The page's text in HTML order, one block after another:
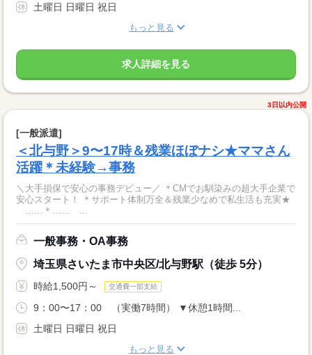
土曜日 日曜日 祝日
もっと見る
求人詳細を見る
3日以内公開
[一般派遣]
＜北与野＞9〜17時＆残業ほぼナシ★ママさん
活躍＊未経験→事務
＼大手損保で安心の事務デビュー／ ＊CMでお馴染みの超大手企業で
安心スタート！ ＊サポート体制万全＆残業少なめで私生活も充実★
……＊…… ...
一般事務・OA事務
埼玉県さいたま市中央区/北与野駅（徒歩 5分）
時給1,500円～ 交通費一部支給
9：00〜17：00 （実働7時間） ▼休憩1時間...
土曜日 日曜日 祝日
もっと見る